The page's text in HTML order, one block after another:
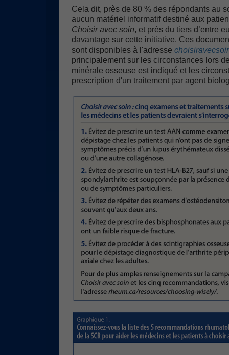
Cela dit, près de 80 % des répondants au
aucun matériel informatif destiné aux
Choisir avec soin, et près du tiers d’entre
davantage sur cette initiative. Ces
sont disponibles à l'adresse
principalement sur les circonstances lors
minérale osseuse est indiqué et les
prescription d'un traitement par agent